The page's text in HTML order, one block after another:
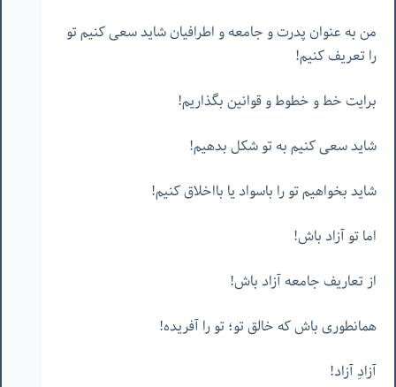
من به عنوان پدرت و جامعه و اطرافیان شاید سعی کنیم تو
را تعریف کنیم!
برایت خط و خطوط و قوانین بگذاریم!
شاید سعی کنیم به تو شکل بدهیم!
شاید بخواهیم تو را باسواد یا بااخلاق کنیم!
اما تو آزاد باش!
از تعاریف جامعه آزاد باش!
همانطوری باش که خالق تو؛ تو را آفریده!
آزادِ آزاد!